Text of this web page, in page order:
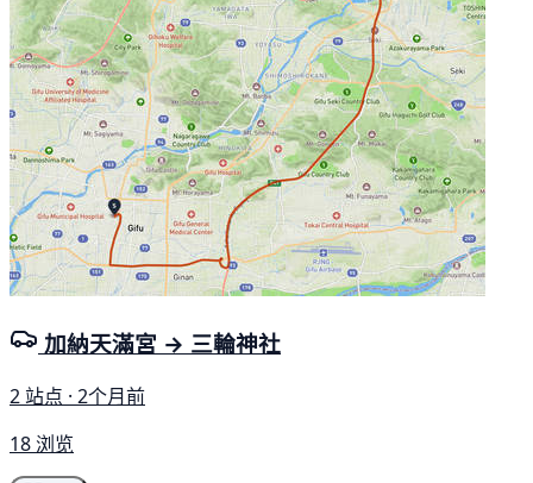
加納天滿宮 → 三輪神社
2 站点 · 2个月前
18 浏览